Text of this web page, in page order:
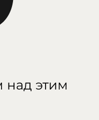
над этим